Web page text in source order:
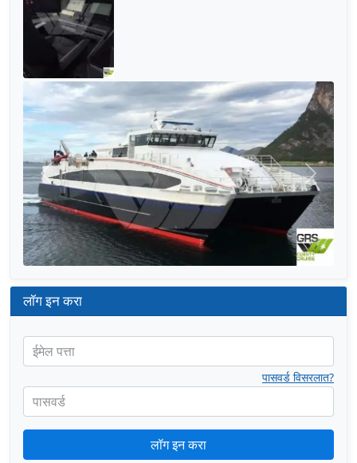
मागील पुढील
लॉग इन करा
ईमेल पत्ता
पासवर्ड
पासवर्ड विसरलात?
लॉग इन करा